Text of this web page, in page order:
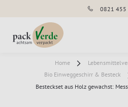
0821 455
Home
Bio Einweggeschirr & Besteck
Besteckset aus Holz gewachst: